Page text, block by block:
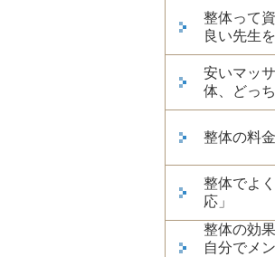
整体って
良い先生
安いマッ
体、どっ
整体の料
整体でよ
応」
整体の効
自分でメ